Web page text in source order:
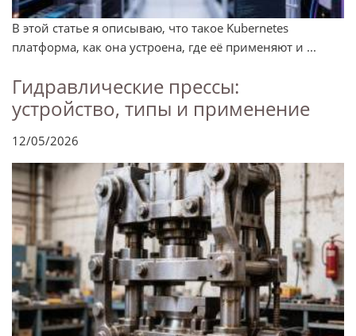
В этой статье я описываю, что такое Kubernetes
платформа, как она устроена, где её применяют и ...
Гидравлические прессы:
устройство, типы и применение
12/05/2026